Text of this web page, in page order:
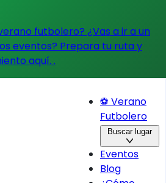
futbolero? ¿Vas a ir a un
eventos? Prepara tu ruta y
aquí. .
⚽ Verano
Futbolero
Buscar lugar
Eventos
Blog